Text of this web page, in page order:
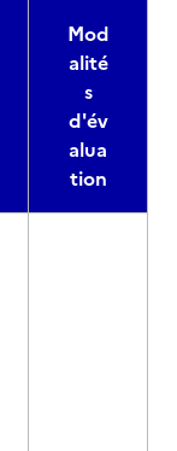
Mod
alité
s
d'év
alua
tion